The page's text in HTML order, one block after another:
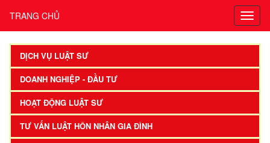
TRANG CHỦ
DỊCH VỤ LUẬT SƯ
DOANH NGHIỆP - ĐẦU TƯ
HOẠT ĐỘNG LUẬT SƯ
TƯ VẤN LUẬT HÔN NHÂN GIA ĐÌNH